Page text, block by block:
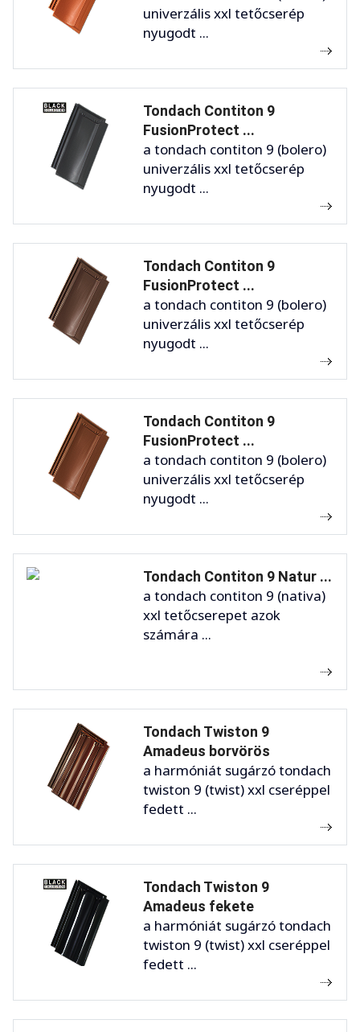
univerzális xxl tetőcserép
nyugodt ...
Tondach Contiton 9
FusionProtect ...
a tondach contiton 9 (bolero)
univerzális xxl tetőcserép
nyugodt ...
Tondach Contiton 9
FusionProtect ...
a tondach contiton 9 (bolero)
univerzális xxl tetőcserép
nyugodt ...
Tondach Contiton 9
FusionProtect ...
a tondach contiton 9 (bolero)
univerzális xxl tetőcserép
nyugodt ...
Tondach Contiton 9 Natur ...
a tondach contiton 9 (nativa)
xxl tetőcserepet azok
számára ...
Tondach Twiston 9
Amadeus borvörös
a harmóniát sugárzó tondach
twiston 9 (twist) xxl cseréppel
fedett ...
Tondach Twiston 9
Amadeus fekete
a harmóniát sugárzó tondach
twiston 9 (twist) xxl cseréppel
fedett ...